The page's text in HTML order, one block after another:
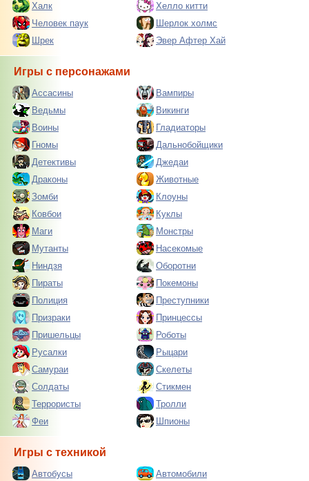
Халк
Хелло китти
Человек паук
Шерлок холмс
Шрек
Эвер Афтер Хай
Игры с персонажами
Ассасины
Вампиры
Ведьмы
Викинги
Воины
Гладиаторы
Гномы
Дальнобойщики
Детективы
Джедаи
Драконы
Животные
Зомби
Клоуны
Ковбои
Куклы
Маги
Монстры
Мутанты
Насекомые
Ниндзя
Оборотни
Пираты
Покемоны
Полиция
Преступники
Призраки
Принцессы
Пришельцы
Роботы
Русалки
Рыцари
Самураи
Скелеты
Солдаты
Стикмен
Террористы
Тролли
Феи
Шпионы
Игры с техникой
Автобусы Автомобили